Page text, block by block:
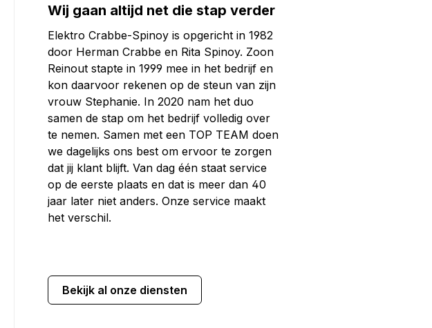
Wij gaan altijd net die stap verder
Elektro Crabbe-Spinoy is opgericht in 1982
door Herman Crabbe en Rita Spinoy. Zoon
Reinout stapte in 1999 mee in het bedrijf en
kon daarvoor rekenen op de steun van zijn
vrouw Stephanie. In 2020 nam het duo
samen de stap om het bedrijf volledig over
te nemen. Samen met een TOP TEAM doen
we dagelijks ons best om ervoor te zorgen
dat jij klant blijft. Van dag één staat service
op de eerste plaats en dat is meer dan 40
jaar later niet anders. Onze service maakt
het verschil.
Bekijk al onze diensten